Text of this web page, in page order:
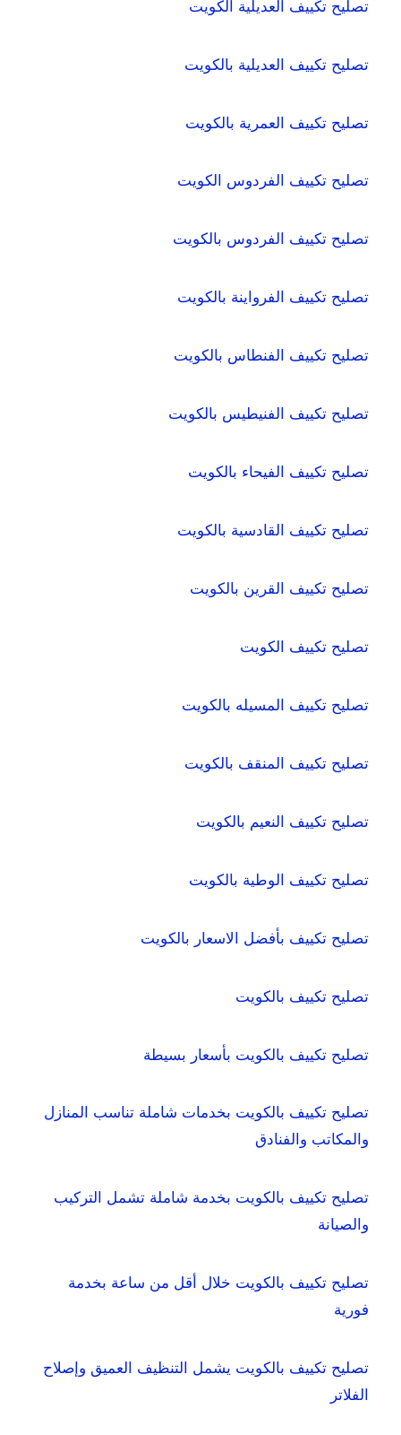
تصليح تكييف العديلية الكويت
تصليح تكييف العديلية بالكويت
تصليح تكييف العمرية بالكويت
تصليح تكييف الفردوس الكويت
تصليح تكييف الفردوس بالكويت
تصليح تكييف الفرواينة بالكويت
تصليح تكييف الفنطاس بالكويت
تصليح تكييف الفنيطيس بالكويت
تصليح تكييف الفيحاء بالكويت
تصليح تكييف القادسية بالكويت
تصليح تكييف القرين بالكويت
تصليح تكييف الكويت
تصليح تكييف المسيله بالكويت
تصليح تكييف المنقف بالكويت
تصليح تكييف النعيم بالكويت
تصليح تكييف الوطية بالكويت
تصليح تكييف بأفضل الاسعار بالكويت
تصليح تكييف بالكويت
تصليح تكييف بالكويت بأسعار بسيطة
تصليح تكييف بالكويت بخدمات شاملة تناسب المنازل
والمكاتب والفنادق
تصليح تكييف بالكويت بخدمة شاملة تشمل التركيب
والصيانة
تصليح تكييف بالكويت خلال أقل من ساعة بخدمة
فورية
تصليح تكييف بالكويت يشمل التنظيف العميق وإصلاح
الفلاتر